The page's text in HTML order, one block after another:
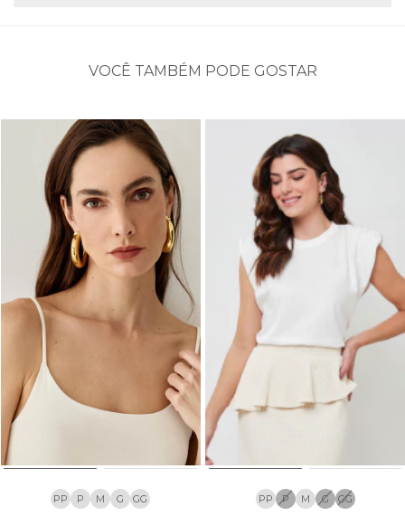
VOCÊ TAMBÉM PODE GOSTAR
PP P M G GG PP P M G GG